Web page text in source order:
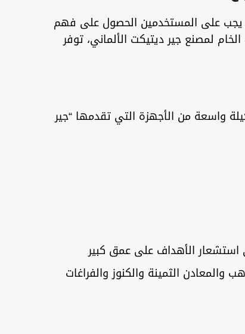
يجب على المستخدمين الحصول على فهم
لمصنع جير ديتيكت الألماني، توفر
واسعة من الأجهزة التي تقدمها “جير
استشعار الأهداف على عمق كبير
الثمينة والكنوز والفراغات